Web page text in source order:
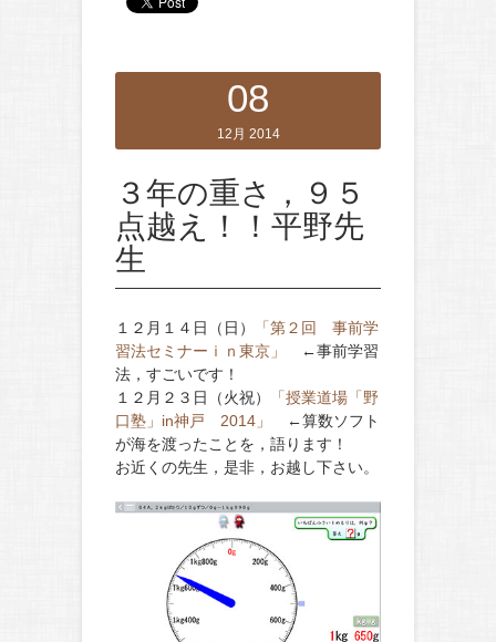
08
12月 2014
３年の重さ，９５
点越え！！平野先
生
１２月１４日（日）
「第２回 事前学
習法セミナーｉｎ東京」
←事前学習
法，すごいです！
１２月２３日（火祝）
「授業道場「野
口塾」in神戸 2014」
←算数ソフト
が海を渡ったことを，語ります！
お近くの先生，是非，お越し下さい。